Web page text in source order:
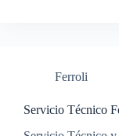
Ferroli
Servicio Técnico